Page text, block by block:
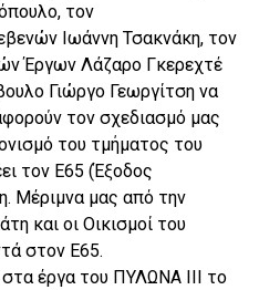
τον
Ιωάννη Τσακνάκη, τον
Έργων Λάζαρο Γκερεχτέ
Γιώργο Γεωργίτση να
τον σχεδιασμό μας
του τμήματος του
τον Ε65 (Έξοδος
Μέριμνα μας από την
και οι Οικισμοί του
στον Ε65.
έργα του ΠΥΛΩΝΑ ΙΙΙ το